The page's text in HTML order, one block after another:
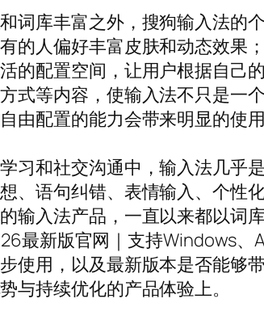
词库丰富之外，搜狗输入法的
的人偏好丰富皮肤和动态效果
的配置空间，让用户根据自己
式等内容，使输入法不只是一
由配置的能力会带来明显的使
习和社交沟通中，输入法几乎
、语句纠错、表情输入、个性
输入法产品，一直以来都以词
最新版官网｜支持Windows
使用，以及最新版本是否能够
与持续优化的产品体验上。